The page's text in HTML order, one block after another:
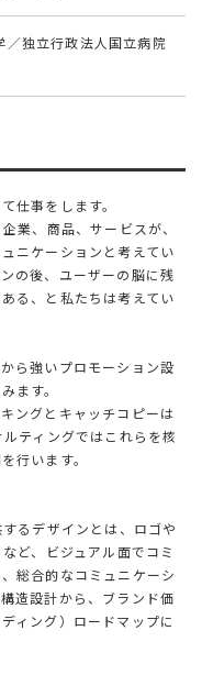
独立行政法人国立病院
仕事をします。
業、商品、サービスが、
ニケーションと考えてい
の後、ユーザーの脳に残
る、と私たちは考えてい
ら強いプロモーション設
ます。
ングとキャッチコピーは
ティングではこれらを核
行います。
るデザインとは、ロゴや
ど、ビジュアル面でコミ
総合的なコミュニケーシ
造設計から、ブランド価
ィング）ロードマップに